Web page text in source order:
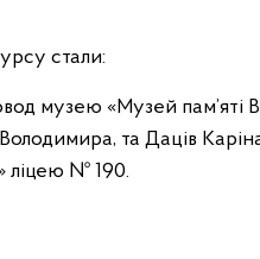
стали:
музею «Музей
та Даців
ліцею № 190.